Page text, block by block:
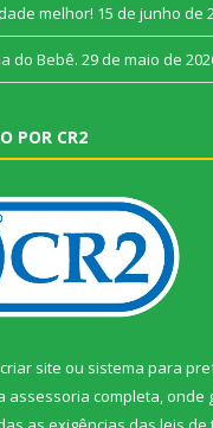
melhor! 15 de junho de
do Bebê. 29 de maio de
POR CR2
criar site ou sistema para
assessoria completa, onde